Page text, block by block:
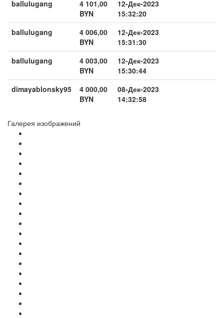
ballulugang
4 101,00
BYN
12-Дек-2023
15:32:20
ballulugang
4 006,00
BYN
12-Дек-2023
15:31:30
ballulugang
4 003,00
BYN
12-Дек-2023
15:30:44
dimayablonsky95
4 000,00
BYN
08-Дек-2023
14:32:58
Галерея изображений